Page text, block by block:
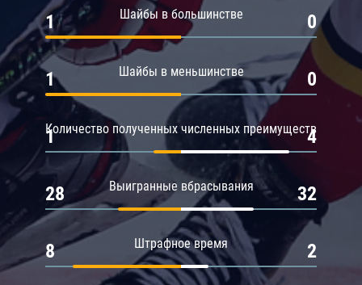
Шайбы в большинстве
1 0
Шайбы в меньшинстве
1 0
Количество полученных численных преимуществ
1 4
Выигранные вбрасывания
28 32
Штрафное время
8 2